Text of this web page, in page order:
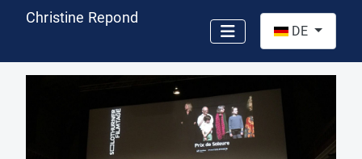
Christine Repond
DE